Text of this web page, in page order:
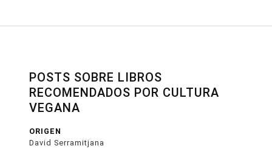
POSTS SOBRE LIBROS
RECOMENDADOS POR CULTURA
VEGANA
ORIGEN
David Serramitjana